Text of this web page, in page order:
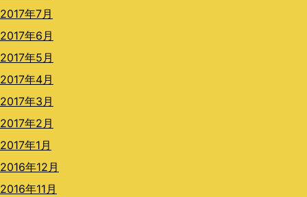
2017年7月
2017年6月
2017年5月
2017年4月
2017年3月
2017年2月
2017年1月
2016年12月
2016年11月